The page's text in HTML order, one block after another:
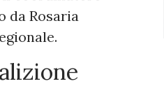
da Rosaria